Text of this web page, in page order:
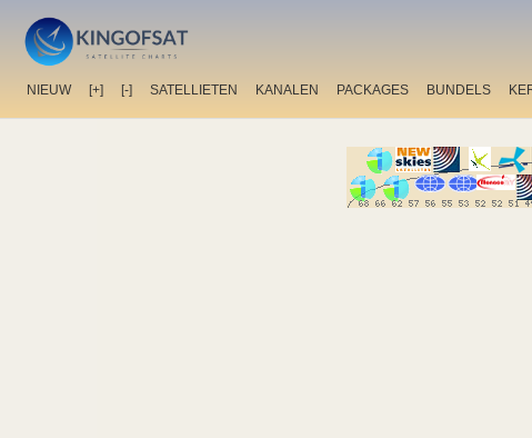
NIEUW [+] [-] SATELLIETEN KANALEN PACKAGES BUNDELS